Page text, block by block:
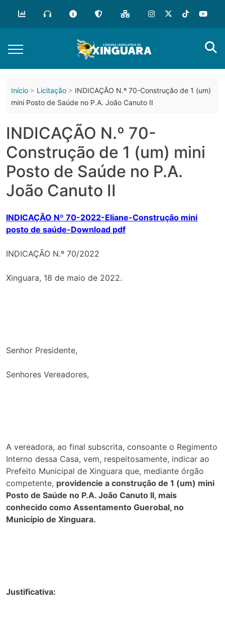
conteúdo
Início Licitação
INDICAÇÃO N.º 70-Construção de 1 (um)
mini Posto de Saúde no P.A. João Canuto II
INDICAÇÃO N.º 70-
Construção de 1 (um) mini
Posto de Saúde no P.A.
João Canuto II
INDICAÇÃO Nº 70-2022-Eliane-Construção mini
posto de saúde-Download pdf
INDICAÇÃO N.º 70/2022
Xinguara, 18 de maio de 2022.
Senhor Presidente,
Senhores Vereadores,
A vereadora, ao final subscrita, consoante o Regimento
Interno dessa Casa, vem, respeitosamente, indicar ao
Prefeito Municipal de Xinguara que, mediante órgão
competente, providencie a construção de 1 (um) mini
Posto de Saúde no P.A. João Canuto II, mais
conhecido como Assentamento Guerobal, no
Município de Xinguara.
Justificativa: